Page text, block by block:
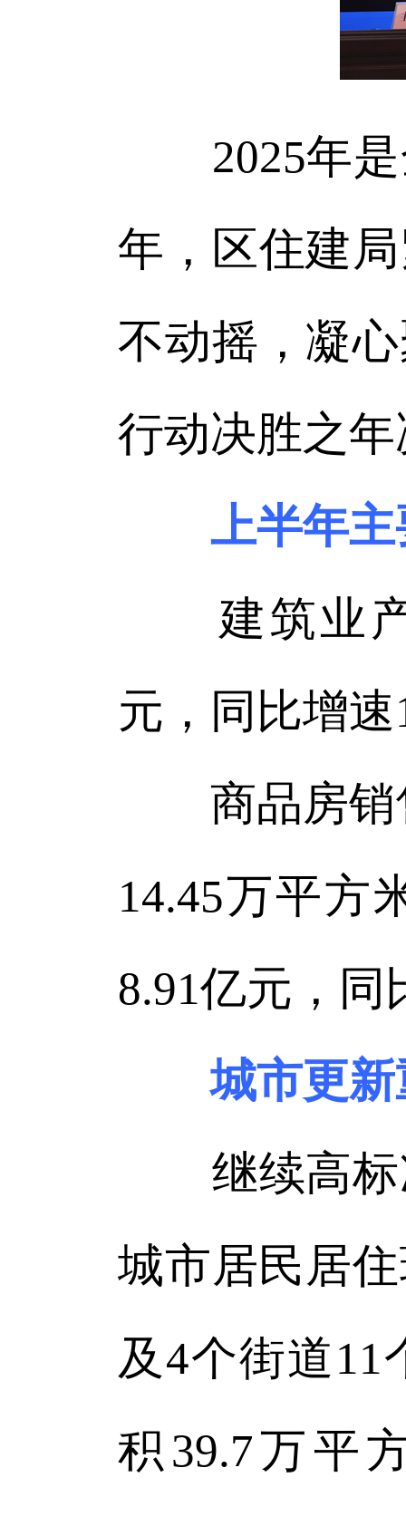
2025年是
年，区住建
不动摇，凝
行动决胜之
上半年
建筑业产
元，同比增速
商品房销售
14.45万平方
8.91亿元，同
城市更
继续高标
城市居民居
及4个街道11
积39.7万平